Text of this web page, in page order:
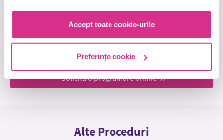
Accept toate cookie-urile
Preferințe cookie
Draganita Ana Maria
Solicită o programare online
Alte Proceduri